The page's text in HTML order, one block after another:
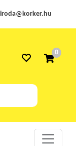
iroda@korker.hu
0